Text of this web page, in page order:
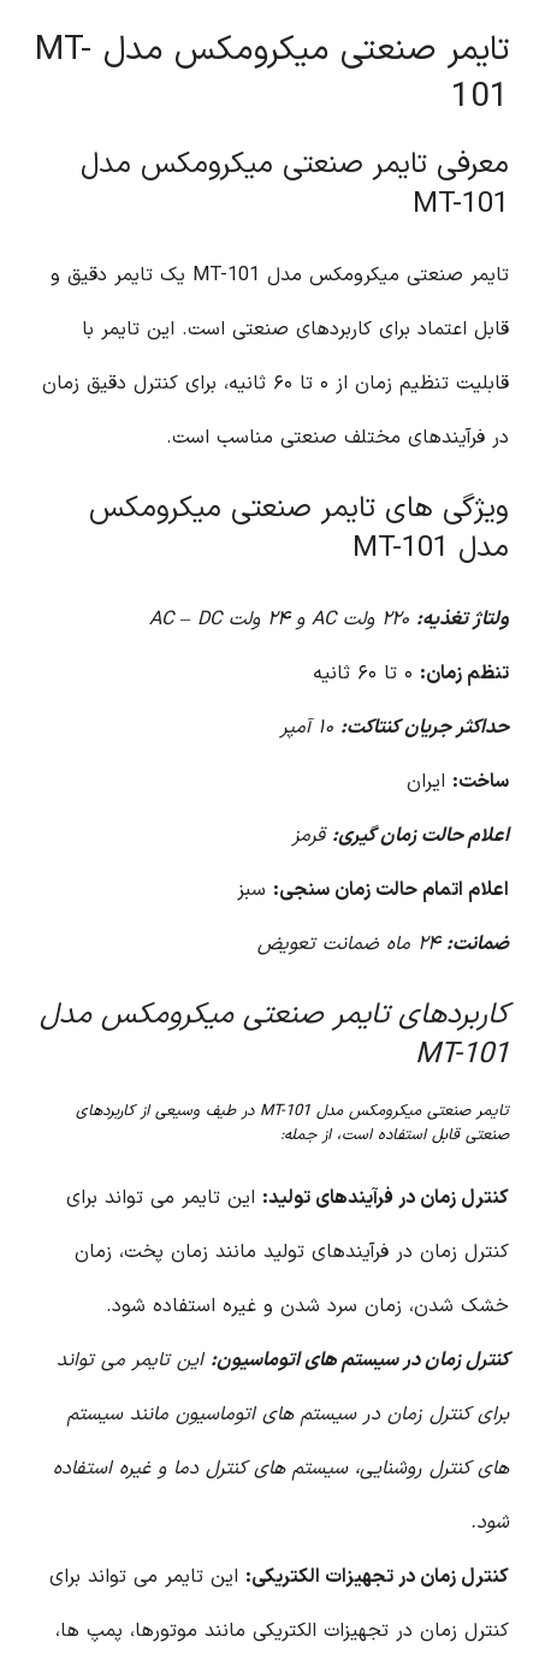
تایمر صنعتی میکرومکس مدل MT-
101
معرفی تایمر صنعتی میکرومکس مدل
MT-101
تایمر صنعتی میکرومکس مدل MT-101 یک تایمر دقیق و
قابل اعتماد برای کاربردهای صنعتی است. این تایمر با
قابلیت تنظیم زمان از ۰ تا ۶۰ ثانیه، برای کنترل دقیق زمان
در فرآیندهای مختلف صنعتی مناسب است.
ویژگی های تایمر صنعتی میکرومکس
مدل MT-101
ولتاژ تغذیه:
تنظم زمان:
حداکثر جریان کنتاکت:
ساخت: ایران
اعلام حالت زمان گیری: قرمز
اعلام اتمام حالت زمان سنجی: سبز
ضمانت:۲۴ ماه ضمانت تعویض
کاربردهای تایمر صنعتی میکرومکس مدل
MT-101
تایمر صنعتی میکرومکس مدل MT-101 در طیف وسیعی از کاربردهای
صنعتی قابل استفاده است، از جمله:
کنترل زمان در فرآیندهای تولید: این تایمر می تواند برای
کنترل زمان در فرآیندهای تولید مانند زمان پخت، زمان
خشک شدن، زمان سرد شدن و غیره استفاده شود.
کنترل زمان در سیستم های اتوماسیون: این تایمر می تواند
برای کنترل زمان در سیستم های اتوماسیون مانند سیستم
های کنترل روشنایی، سیستم های کنترل دما و غیره استفاده
شود.
کنترل زمان در تجهیزات الکتریکی: این تایمر می تواند برای
کنترل زمان در تجهیزات الکتریکی مانند موتورها، پمپ ها،